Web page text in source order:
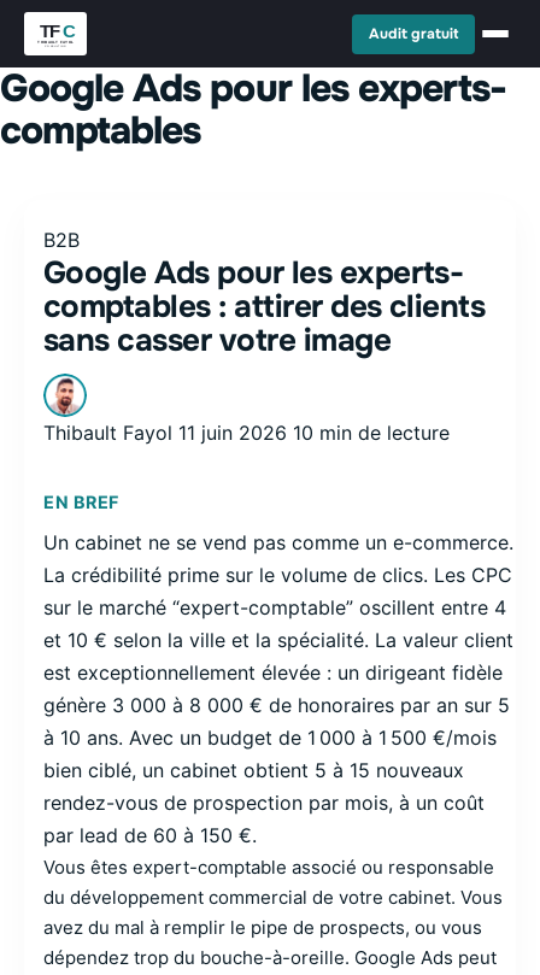
Audit gratuit
Google Ads pour les experts-
comptables
B2B
Google Ads pour les experts-
comptables : attirer des clients
sans casser votre image
Thibault Fayol 11 juin 2026 10 min de lecture
EN BREF
Un cabinet ne se vend pas comme un e-commerce.
La crédibilité prime sur le volume de clics. Les CPC
sur le marché “expert-comptable” oscillent entre 4
et 10 € selon la ville et la spécialité. La valeur client
est exceptionnellement élevée : un dirigeant fidèle
génère 3 000 à 8 000 € de honoraires par an sur 5
à 10 ans. Avec un budget de 1 000 à 1 500 €/mois
bien ciblé, un cabinet obtient 5 à 15 nouveaux
rendez-vous de prospection par mois, à un coût
par lead de 60 à 150 €.
Vous êtes expert-comptable associé ou responsable
du développement commercial de votre cabinet. Vous
avez du mal à remplir le pipe de prospects, ou vous
dépendez trop du bouche-à-oreille. Google Ads peut